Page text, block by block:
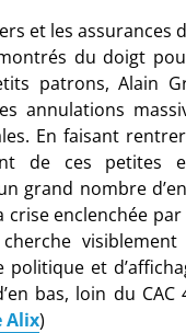
et les assurances
du doigt
patrons, Alain
annulations
En faisant
de ces petites
grand nombre
crise enclenchée
politique et
bas, loin du
Alix)